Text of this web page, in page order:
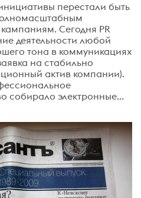
перестали быть
Сегодня PR
деятельности любой
тона в коммуникациях
на стабильно
актив компании).
собирало электронные...